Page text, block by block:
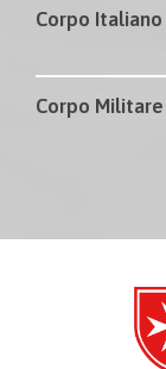
Corpo Italiano
Corpo Militare